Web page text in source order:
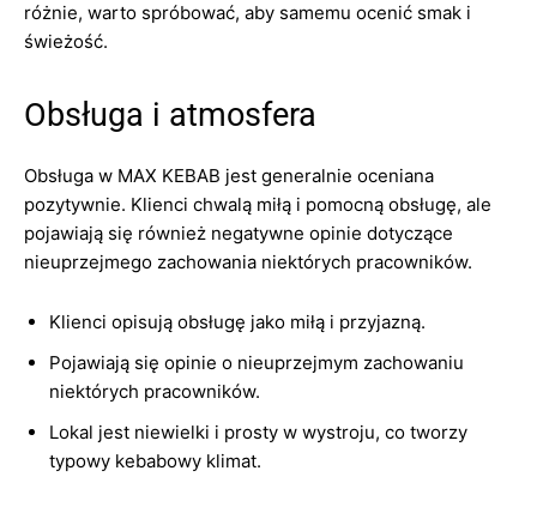
różnie, warto spróbować, aby samemu ocenić smak i
świeżość.
Obsługa i atmosfera
Obsługa w MAX KEBAB jest generalnie oceniana
pozytywnie. Klienci chwalą miłą i pomocną obsługę, ale
pojawiają się również negatywne opinie dotyczące
nieuprzejmego zachowania niektórych pracowników.
Klienci opisują obsługę jako miłą i przyjazną.
Pojawiają się opinie o nieuprzejmym zachowaniu
niektórych pracowników.
Lokal jest niewielki i prosty w wystroju, co tworzy
typowy kebabowy klimat.